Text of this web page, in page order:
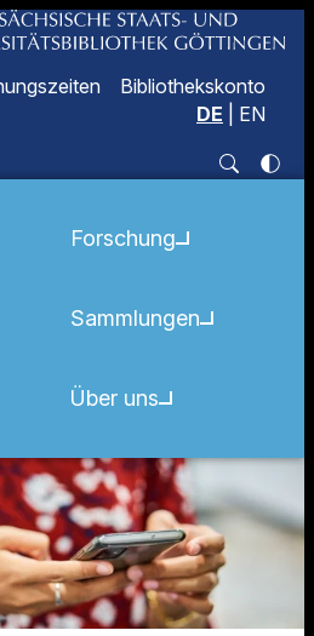
Bibliothekskonto
DE
EN
Forschung
Sammlungen
Über uns